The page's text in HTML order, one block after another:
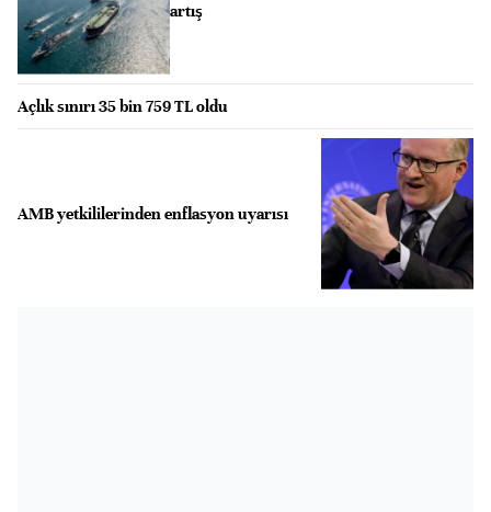
artış
Açlık sınırı 35 bin 759 TL oldu
AMB yetkililerinden enflasyon uyarısı